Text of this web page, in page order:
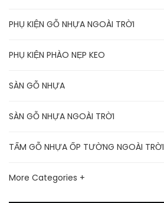
PHỤ KIỆN GỖ NHỰA NGOÀI TRỜI
PHỤ KIỆN PHÀO NẸP KEO
SÀN GỖ NHỰA
SÀN GỖ NHỰA NGOÀI TRỜI
TẤM GỖ NHỰA ỐP TƯỜNG NGOÀI TRỜI
More Categories +